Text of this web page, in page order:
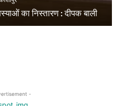
का निस्तारण : दीपक बाली
-